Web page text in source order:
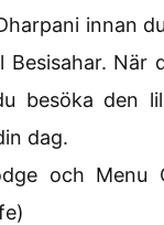
innan
När
besöka den
dag.
och Menu